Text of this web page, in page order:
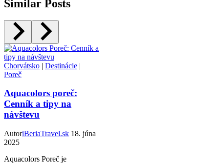
Similar Posts
Chorvátsko | Destinácie |
Poreč
Aquacolors poreč:
Cenník a tipy na
návštevu
AutoriBeriaTravel.sk 18. júna
2025
Aquacolors Poreč je